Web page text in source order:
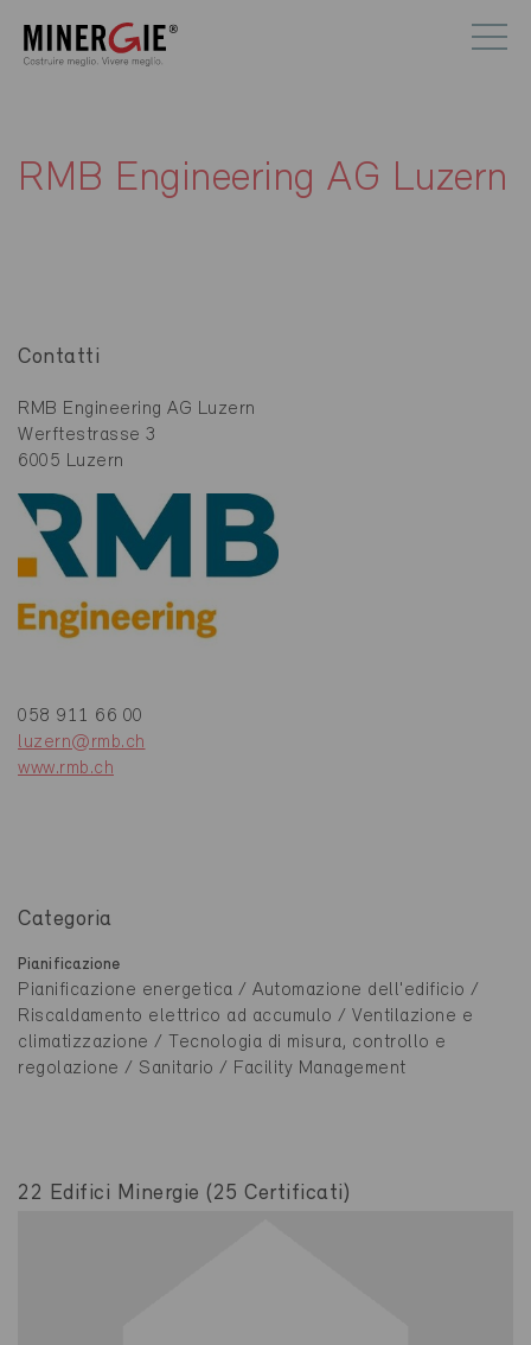
RMB Engineering AG Luzern
Contatti
RMB Engineering AG Luzern
Werftestrasse 3
6005 Luzern
058 911 66 00
luzern@rmb.ch
www.rmb.ch
Categoria
Pianificazione
Pianificazione energetica / Automazione dell'edificio /
Riscaldamento elettrico ad accumulo / Ventilazione e
climatizzazione / Tecnologia di misura, controllo e
regolazione / Sanitario / Facility Management
22 Edifici Minergie (25 Certificati)